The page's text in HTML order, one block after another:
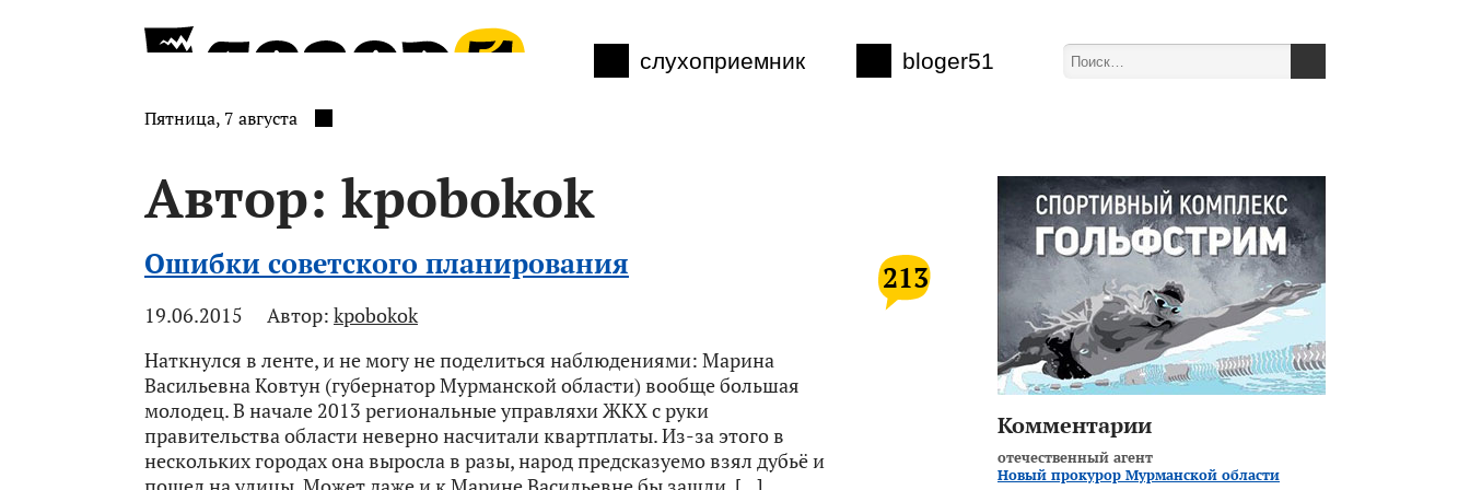
слухоприемник bloger51
Пятница, 7 августа
Автор: kpobokok
Ошибки советского планирования 213
19.06.2015 Автор: kpobokok
Наткнулся в ленте, и не могу не поделиться наблюдениями: Марина
Васильевна Ковтун (губернатор Мурманской области) вообще большая
молодец. В начале 2013 региональные управляхи ЖКХ с руки
правительства области неверно насчитали квартплаты. Из-за этого в
нескольких городах она выросла в разы, народ предсказуемо взял дубьё и
Комментарии
отечественный агент
Новый прокурор Мурманской области